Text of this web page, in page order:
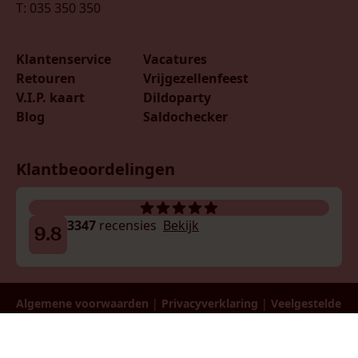
T: 035 350 350
Klantenservice
Retouren
V.I.P. kaart
Blog
Vacatures
Vrijgezellenfeest
Dildoparty
Saldochecker
Klantbeoordelingen
9.8 3347 recensies Bekijk
Algemene voorwaarden | Privacyverklaring | Veelgestelde